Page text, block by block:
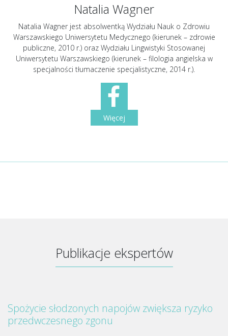
Natalia Wagner
Natalia Wagner jest absolwentką Wydziału Nauk o Zdrowiu
Warszawskiego Uniwersytetu Medycznego (kierunek – zdrowie
publiczne, 2010 r.) oraz Wydziału Lingwistyki Stosowanej
Uniwersytetu Warszawskiego (kierunek – filologia angielska w
specjalności tłumaczenie specjalistyczne, 2014 r.).
Więcej
Publikacje ekspertów
Spożycie słodzonych napojów zwiększa ryzyko
przedwczesnego zgonu